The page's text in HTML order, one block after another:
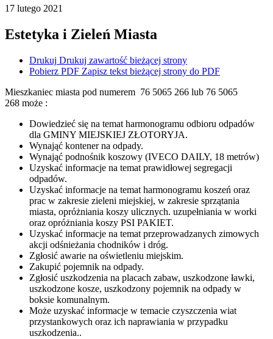
17 lutego 2021
Estetyka i Zieleń Miasta
Drukuj Drukuj zawartość bieżącej strony
Pobierz PDF Zapisz tekst bieżącej strony do PDF
Mieszkaniec miasta pod numerem 76 5065 266 lub 76 5065
268 może :
Dowiedzieć się na temat harmonogramu odbioru odpadów
dla GMINY MIEJSKIEJ ZŁOTORYJA.
Wynająć kontener na odpady.
Wynająć podnośnik koszowy (IVECO DAILY, 18 metrów)
Uzyskać informacje na temat prawidłowej segregacji
odpadów.
Uzyskać informacje na temat harmonogramu koszeń oraz
prac w zakresie zieleni miejskiej, w zakresie sprzątania
miasta, opróżniania koszy ulicznych. uzupełniania w worki
oraz opróżniania koszy PSI PAKIET.
Uzyskać informacje na temat przeprowadzanych zimowych
akcji odśnieżania chodników i dróg.
Zgłosić awarie na oświetleniu miejskim.
Zakupić pojemnik na odpady.
Zgłosić uszkodzenia na placach zabaw, uszkodzone ławki,
uszkodzone kosze, uszkodzony pojemnik na odpady w
boksie komunalnym.
Może uzyskać informacje w temacie czyszczenia wiat
przystankowych oraz ich naprawiania w przypadku
uszkodzenia..